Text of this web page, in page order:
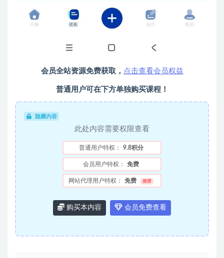
会员全站资源免费获取， 点击查看会员权益
普通用户可在下方单独购买课程！
隐藏内容
此处内容需要权限查看
普通用户特权： 9.8积分
会员用户特权： 免费
网站代理用户特权： 免费 推荐
购买本内容 会员免费查看